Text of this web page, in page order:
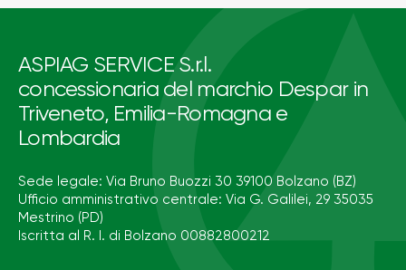
ASPIAG SERVICE S.r.l.
concessionaria del marchio Despar in
Triveneto, Emilia-Romagna e
Lombardia
Sede legale: Via Bruno Buozzi 30 39100 Bolzano (BZ)
Ufficio amministrativo centrale: Via G. Galilei, 29 35035
Mestrino (PD)
Iscritta al R. I. di Bolzano 00882800212